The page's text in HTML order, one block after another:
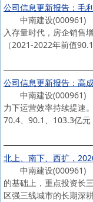
公司信息更新报告：毛
中南建设(000961)
入存量时代，房企销售
（2021-2022年前值
公司信息更新报告：高
中南建设(000961)
力下运营效率持续提速
70.4、90.1、103.3亿
北上、南下、西扩，
中南建设(000961)
的基础上，重点投资长
区强三线城市的长期